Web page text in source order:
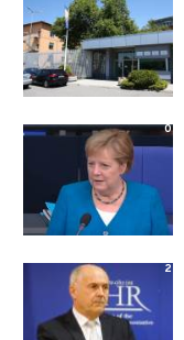
0
2